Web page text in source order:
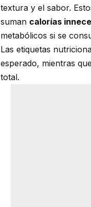
textura y el sabor.
suman calorías
metabólicos si se
Las etiquetas
esperado, mientras
total.